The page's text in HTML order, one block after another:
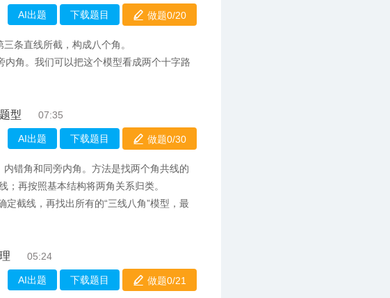
AI出题 下载题目 做题0/20
条直线所截，构成八个角。
内角。我们可以把这个模型看成两个十字路
型 07:35
AI出题 下载题目 做题0/30
错角和同旁内角。方法是找两个角共线的
再按照基本结构将两角关系归类。
截线，再找出所有的“三线八角”模型，最
05:24
AI出题 下载题目 做题0/21